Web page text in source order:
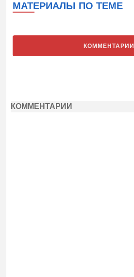
МАТЕРИАЛЫ ПО ТЕМЕ
КОММЕНТАРИИ
КОММЕНТАРИИ